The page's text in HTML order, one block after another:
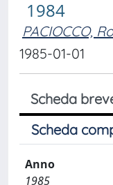
1984
PACIOCCO,
1985-01-01
Scheda
Scheda
Anno
1985